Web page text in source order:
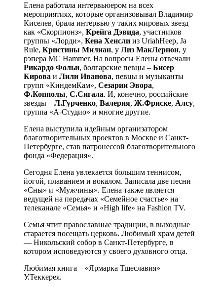
Елена работала интервьюером на всех
мероприятиях, которые организовывал Владимир
Киселев, брала интервью у таких мировых звезд
как «Скорпионз», Крейга Дэвида, участников
группы «Лорди», Кена Хенсли из UriahHeep, Ja
Rule, Кристины Милиан, у Лиз МакЛернон, у
рэпера MC Hammer. На вопросы Елены отвечали
Рикардо Фольи, болгарские певцы – Бисер
Кирова и Лили Иванова, певцы и музыканты
групп «КиндемКам», Сезарии Эвора,
Ф.Копполы, С.Сигала. И, конечно, российские
звезды – Л.Гурченко, Валерия, Ж.Фриске, Алсу,
группа «А-Студио» и многие другие.
Елена выступила идейным организатором
благотворительных проектов в Москве и Санкт-
Петербурге, став патронессой благотворительного
фонда «Федерация».
Сегодня Елена увлекается большим теннисом,
йогой, плаванием и вокалом. Записала две песни –
«Сны» и «Мужчины». Елена также является
ведущей на передачах «Семейное счастье» на
телеканале «Семья» и «High life» на Fashion TV.
Семья чтит православные традиции, в выходные
старается посещать церковь. Любимый храм детей
— Никольский собор в Санкт-Петербурге, в
котором исповедуются у своего духовного отца.
Любимая книга – «Ярмарка Тщеславия»
У.Теккерея.